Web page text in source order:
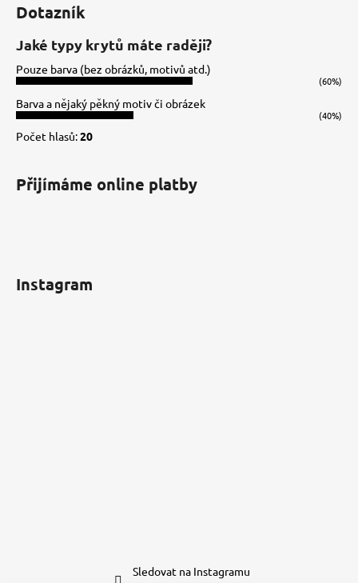
Dotazník
Jaké typy krytů máte raději?
Pouze barva (bez obrázků, motivů atd.)
(60%)
Barva a nějaký pěkný motiv či obrázek
(40%)
Počet hlasů:20
Přijímáme online platby
Instagram
Sledovat na Instagramu